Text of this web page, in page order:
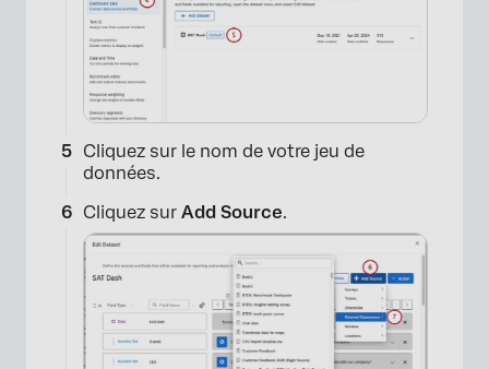
Cliquez sur le nom de votre jeu de
données.
Cliquez sur Add Source.